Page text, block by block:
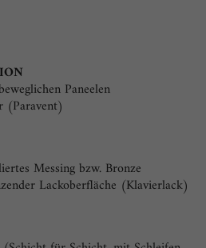
Paneelen
(Paravent)
Messing bzw. Bronze
Lackoberfläche (Klavierlack)